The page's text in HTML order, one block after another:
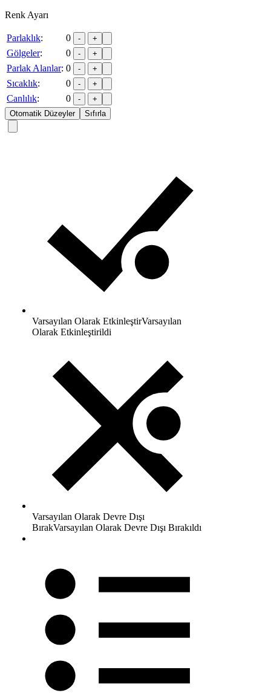
Renk Ayarı
Parlaklık: 0 - +
Gölgeler: 0 - +
Parlak Alanlar: 0 - +
Sıcaklık: 0 - +
Canlılık: 0 -
+
Otomatik Düzeyler
Sıfırla
Varsayılan Olarak EtkinleştirVarsayılan
Olarak Etkinleştirildi
Varsayılan Olarak Devre Dışı
BırakVarsayılan Olarak Devre Dışı Bırakıldı